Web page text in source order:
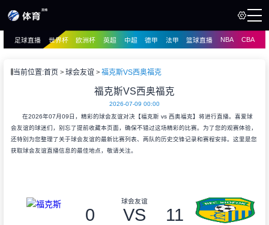
播
足球直播 世界杯 欧洲杯 英超 中超 德甲 法甲 篮球直播 NBA CBA
当前位置:首页 球会友谊 福克斯VS西奥福克
福克斯VS西奥福克
2026-07-09 00:00
在2026年07月09日，精彩的球会友谊对决【福克斯 vs 西奥福克】将进行直播。喜爱球
会友谊的球迷们，别忘了提前收藏本页面，确保不错过这场精彩的比赛。为了您的观赛体验，
还特别为您整理了关于球会友谊的最新比赛列表、两队的历史交锋记录和赛程安排。这里是您
获取球会友谊直播信息的最佳地点，敬请关注。
球会友谊
0 VS 11